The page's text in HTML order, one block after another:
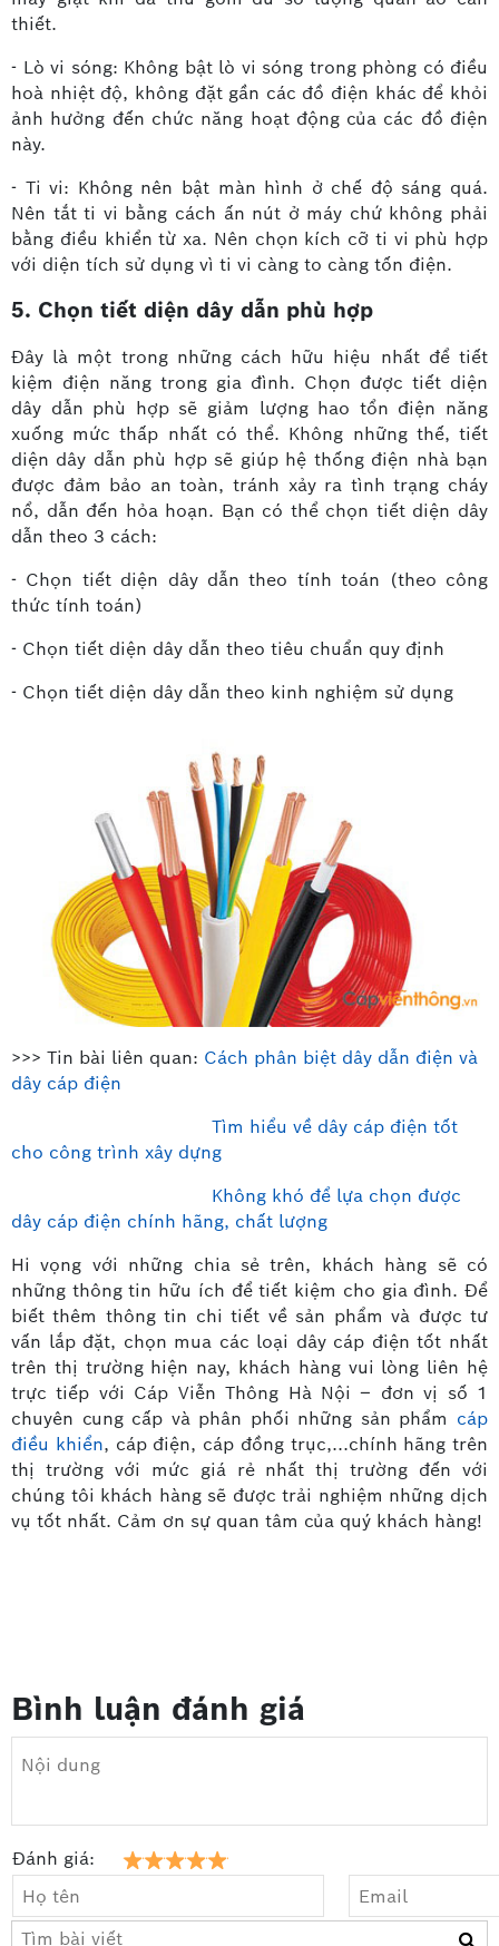
thiết.
- Lò vi sóng: Không bật lò vi sóng trong phòng có điều
hoà nhiệt độ, không đặt gần các đồ điện khác để khỏi
ảnh hưởng đến chức năng hoạt động của các đồ điện
này.
- Ti vi: Không nên bật màn hình ở chế độ sáng quá.
Nên tắt ti vi bằng cách ấn nút ở máy chứ không phải
bằng điều khiển từ xa. Nên chọn kích cỡ ti vi phù hợp
với diện tích sử dụng vì ti vi càng to càng tốn điện.
5. Chọn tiết diện dây dẫn phù hợp
Đây là một trong những cách hữu hiệu nhất để tiết
kiệm điện năng trong gia đình. Chọn được tiết diện
dây dẫn phù hợp sẽ giảm lượng hao tổn điện năng
xuống mức thấp nhất có thể. Không những thế, tiết
diện dây dẫn phù hợp sẽ giúp hệ thống điện nhà bạn
được đảm bảo an toàn, tránh xảy ra tình trạng cháy
nổ, dẫn đến hỏa hoạn. Bạn có thể chọn tiết diện dây
dẫn theo 3 cách:
- Chọn tiết diện dây dẫn theo tính toán (theo công
thức tính toán)
- Chọn tiết diện dây dẫn theo tiêu chuẩn quy định
- Chọn tiết diện dây dẫn theo kinh nghiệm sử dụng
>>> Tin bài liên quan: Cách phân biệt dây dẫn điện và
dây cáp điện
Tìm hiểu về dây cáp điện tốt
cho công trình xây dựng
Không khó để lựa chọn được
dây cáp điện chính hãng, chất lượng
Hi vọng với những chia sẻ trên, khách hàng sẽ có
những thông tin hữu ích để tiết kiệm cho gia đình. Để
biết thêm thông tin chi tiết về sản phẩm và được tư
vấn lắp đặt, chọn mua các loại dây cáp điện tốt nhất
trên thị trường hiện nay, khách hàng vui lòng liên hệ
trực tiếp với Cáp Viễn Thông Hà Nội – đơn vị số 1
chuyên cung cấp và phân phối những sản phẩm cáp
điều khiển, cáp điện, cáp đồng trục,...chính hãng trên
thị trường với mức giá rẻ nhất thị trường đến với
chúng tôi khách hàng sẽ được trải nghiệm những dịch
vụ tốt nhất. Cảm ơn sự quan tâm của quý khách hàng!
Bình luận đánh giá
Đánh giá: